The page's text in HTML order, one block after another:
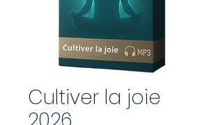
Cultiver la joie